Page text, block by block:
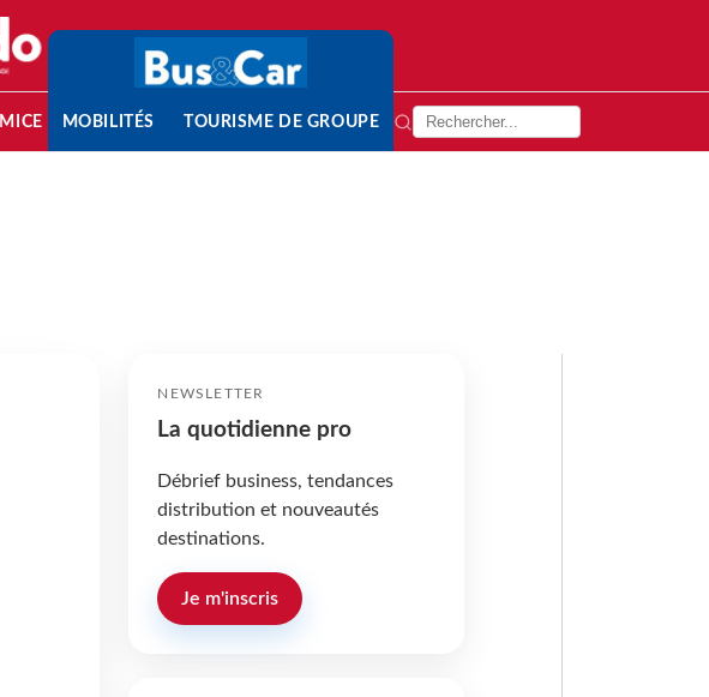
MICE MOBILITÉS TOURISME DE GROUPE
NEWSLETTER
La quotidienne pro
Débrief business, tendances
distribution et nouveautés
destinations.
Je m'inscris